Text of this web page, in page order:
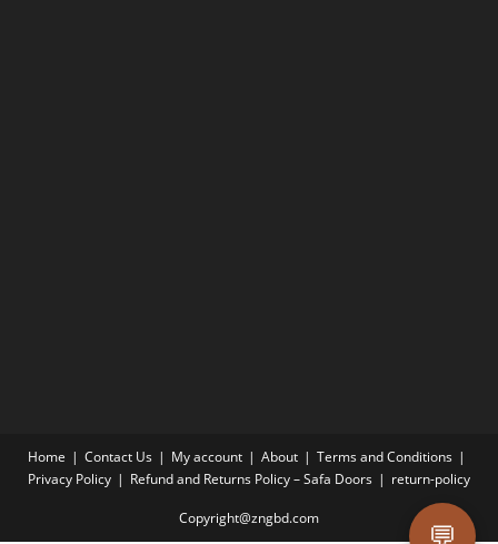
Home Contact Us My account About
Terms and Conditions
Privacy Policy
Refund and Returns Policy – Safa Doors return-policy
Copyright@zngbd.com